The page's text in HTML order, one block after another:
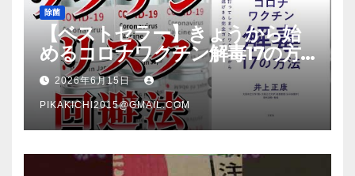
除菌
【ベストセラー】きょうから始
めるコロナワクチン解毒17の方
法【本要約】
2026年6月15日
PIKAKICHI2015@GMAIL.COM